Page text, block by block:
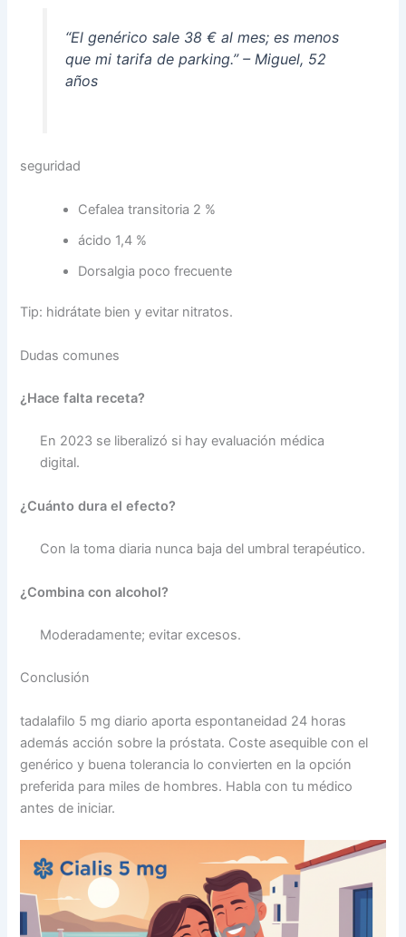
“El genérico sale 38 € al mes; es menos
que mi tarifa de parking.” – Miguel, 52
años
seguridad
Cefalea transitoria 2 %
ácido 1,4 %
Dorsalgia poco frecuente
Tip: hidrátate bien y evitar nitratos.
Dudas comunes
¿Hace falta receta?
En 2023 se liberalizó si hay evaluación médica
digital.
¿Cuánto dura el efecto?
Con la toma diaria nunca baja del umbral terapéutico.
¿Combina con alcohol?
Moderadamente; evitar excesos.
Conclusión
tadalafilo 5 mg diario aporta espontaneidad 24 horas
además acción sobre la próstata. Coste asequible con el
genérico y buena tolerancia lo convierten en la opción
preferida para miles de hombres. Habla con tu médico
antes de iniciar.